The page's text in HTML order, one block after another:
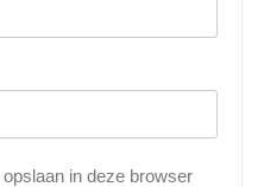
in deze browser